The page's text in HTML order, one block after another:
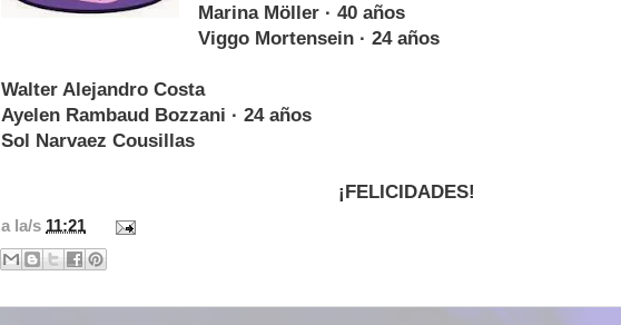
Marina Möller · 40 años
Viggo Mortensein · 24 años
Walter Alejandro Costa
Ayelen Rambaud Bozzani · 24 años
Sol Narvaez Cousillas
¡FELICIDADES!
a la/s 11:21